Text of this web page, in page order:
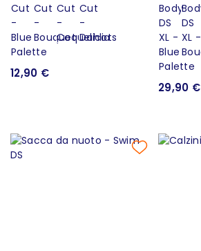
12,90 €
29,90 €